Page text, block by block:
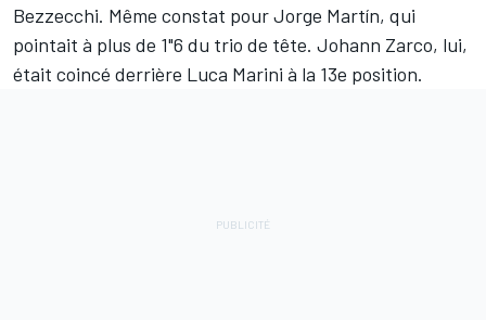
Bezzecchi. Même constat pour Jorge Martín, qui
pointait à plus de 1"6 du trio de tête. Johann Zarco, lui,
était coincé derrière Luca Marini à la 13e position.